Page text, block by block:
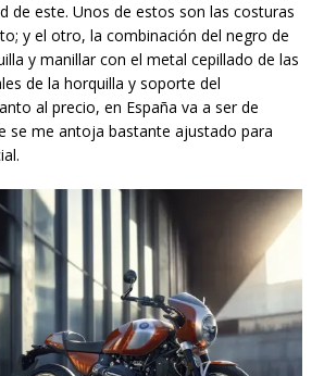
de este. Unos de estos son las costuras
y el otro, la combinación del negro de
y manillar con el metal cepillado de las
de la horquilla y soporte del
al precio, en España va a ser de
se me antoja bastante ajustado para